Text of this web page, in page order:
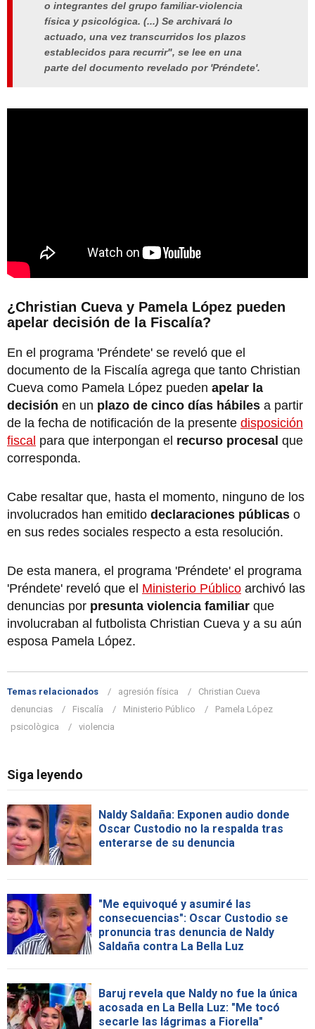
o integrantes del grupo familiar-violencia
física y psicológica. (...) Se archivará lo
actuado, una vez transcurridos los plazos
establecidos para recurrir", se lee en una
parte del documento revelado por 'Préndete'.
¿Christian Cueva y Pamela López pueden
apelar decisión de la Fiscalía?
En el programa 'Préndete' se reveló que el
documento de la Fiscalía agrega que tanto Christian
Cueva como Pamela López pueden apelar la
decisión en un plazo de cinco días hábiles a partir
de la fecha de notificación de la presente disposición
fiscal para que interpongan el recurso procesal que
corresponda.
Cabe resaltar que, hasta el momento, ninguno de los
involucrados han emitido declaraciones públicas o
en sus redes sociales respecto a esta resolución.
De esta manera, el programa 'Préndete' el programa
'Préndete' reveló que el Ministerio Público archivó las
denuncias por presunta violencia familiar que
involucraban al futbolista Christian Cueva y a su aún
esposa Pamela López.
Temas relacionados agresión física
Christian Cueva
denuncias
Fiscalía Ministerio Público
Pamela López
psicològica
violencia
Siga leyendo
Naldy Saldaña: Exponen audio donde
Oscar Custodio no la respalda tras
enterarse de su denuncia
"Me equivoqué y asumiré las
consecuencias": Oscar Custodio se
pronuncia tras denuncia de Naldy
Saldaña contra La Bella Luz
Baruj revela que Naldy no fue la única
acosada en La Bella Luz: "Me tocó
secarle las lágrimas a Fiorella"